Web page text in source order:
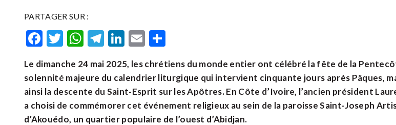
PARTAGER SUR :
Facebook
Twitter
WhatsApp
Telegram
LinkedIn
Email
Le dimanche 24 mai 2025, les chrétiens du monde entier ont célébré la fête de la
solennité majeure du calendrier liturgique qui intervient cinquante jours après Pâques,
ainsi la descente du Saint-Esprit sur les Apôtres. En Côte d’Ivoire, l’ancien président
a choisi de commémorer cet événement religieux au sein de la paroisse Saint-Joseph
d’Akouédo, un quartier populaire de l’ouest d’Abidjan.